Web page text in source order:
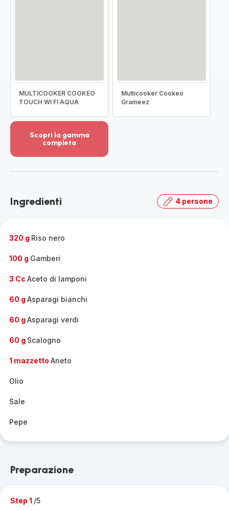
MULTICOOKER COOKEO
TOUCH WI FI AQUA
Multicooker Cookeo
Grameez
Scopri la gamma
completa
dettagli
la
Ingredienti 4 persone
320 g Riso nero
100 g Gamberi
3 Cc Aceto di lamponi
60 g Asparagi bianchi
60 g Asparagi verdi
60 g Scalogno
1 mazzetto Aneto
Olio
Sale
Pepe
Preparazione
Step 1 /5